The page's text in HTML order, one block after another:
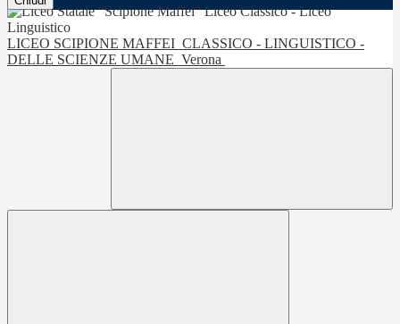
LICEO SCIPIONE MAFFEI CLASSICO - LINGUISTICO -
DELLE SCIENZE UMANE Verona